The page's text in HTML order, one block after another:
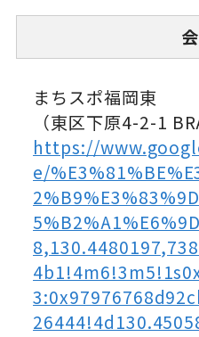
まちスポ福岡東
（東区下原4-2-1
https://
e/